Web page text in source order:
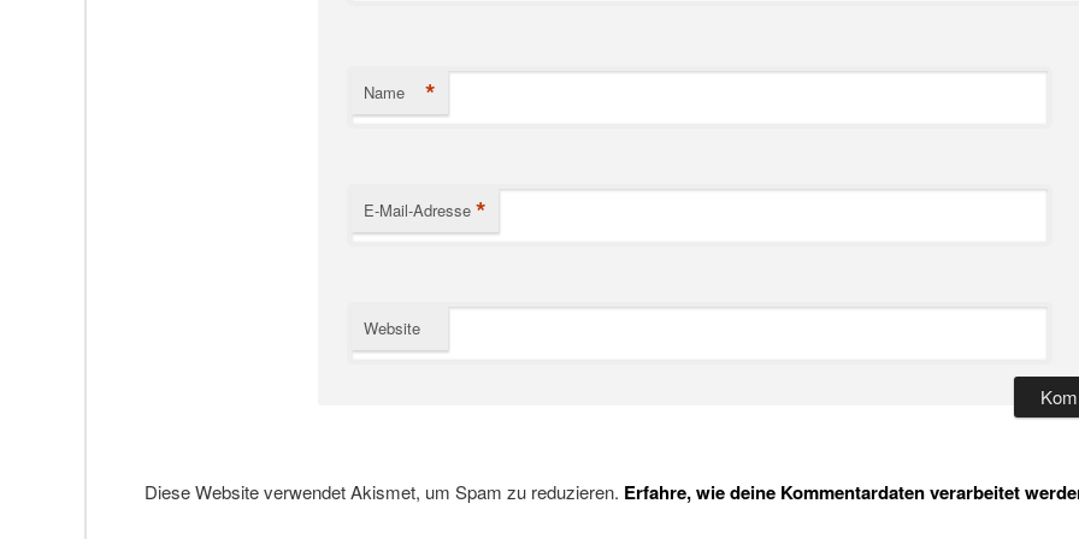
Name *
E-Mail-Adresse *
Website
Diese Website verwendet Akismet, um Spam zu reduzieren. Erfahre, wie deine Kommentardaten verarbeitet